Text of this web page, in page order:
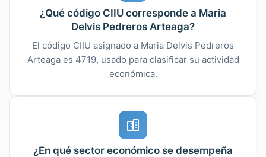
¿Qué código CIIU corresponde a Maria
Delvis Pedreros Arteaga?
El código CIIU asignado a Maria Delvis Pedreros
Arteaga es 4719, usado para clasificar su actividad
económica.
¿En qué sector económico se desempeña